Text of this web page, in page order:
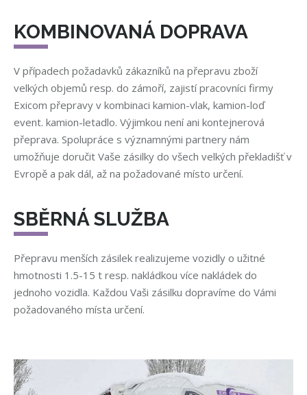
KOMBINOVANÁ DOPRAVA
V případech požadavků zákazníků na přepravu zboží
velkých objemů resp. do zámoří, zajistí pracovníci firmy
Exicom přepravy v kombinaci kamion-vlak, kamion-loď
event. kamion-letadlo. Výjimkou není ani kontejnerová
přeprava. Spolupráce s významnými partnery nám
umožňuje doručit Vaše zásilky do všech velkých překladišť v
Evropě a pak dál, až na požadované místo určení.
SBĚRNÁ SLUŽBA
Přepravu menších zásilek realizujeme vozidly o užitné
hmotnosti 1.5-15 t resp. nakládkou více nakládek do
jednoho vozidla. Každou Vaši zásilku dopravíme do Vámi
požadovaného místa určení.